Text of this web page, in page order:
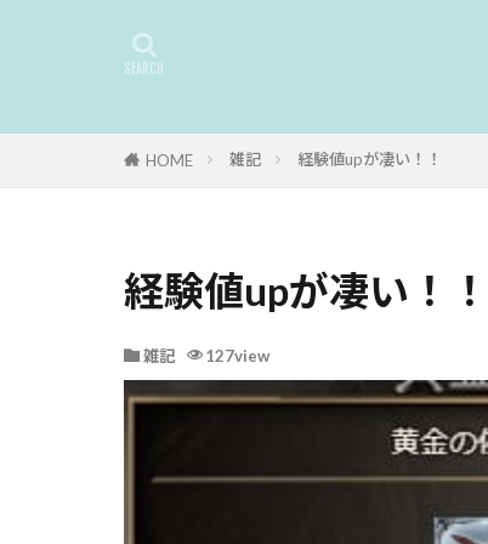
HOME 雑記 経験値upが凄い！！
経験値upが凄い！！
雑記 127view